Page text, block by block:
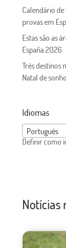
Calendário
provas em
Estas são as
España 2026
Três destinos
Natal de sonho
Idiomas
Português
Definir como
Notícias